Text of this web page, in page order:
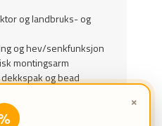
×
og landbruks- og
og hev/senkfunksjon
montingsarm
og bead